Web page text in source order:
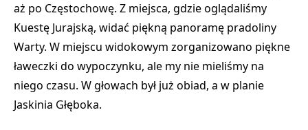
aż po Częstochowę. Z miejsca, gdzie oglądaliśmy
Kuestę Jurajską, widać piękną panoramę pradoliny
Warty. W miejscu widokowym zorganizowano piękne
ławeczki do wypoczynku, ale my nie mieliśmy na
niego czasu. W głowach był już obiad, a w planie
Jaskinia Głęboka.